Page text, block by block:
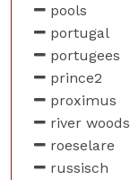
pools
portugal
portugees
prince2
proximus
river woods
roeselare
russisch